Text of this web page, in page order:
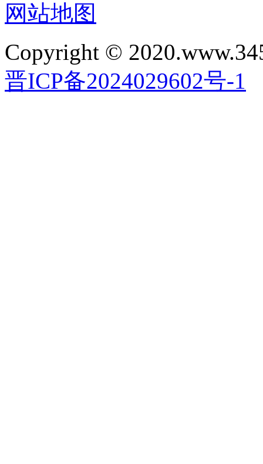
网站地图
Copyright ©
晋ICP备2024029602号-1